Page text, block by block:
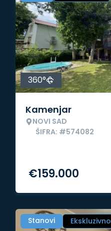
360°
Kamenjar
NOVI SAD
ŠIFRA: #574082
€159.000
Stanovi Ekskluzivno